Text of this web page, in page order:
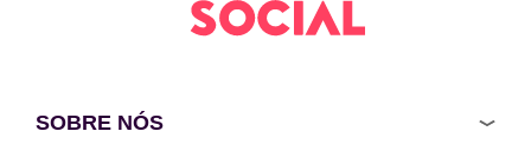
SOBRE NÓS